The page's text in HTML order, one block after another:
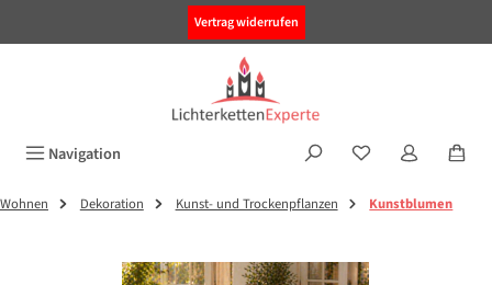
Vertrag widerrufen
Navigation
Wohnen Dekoration Kunst- und Trockenpflanzen Kunstblumen
Bildergalerie überspringen